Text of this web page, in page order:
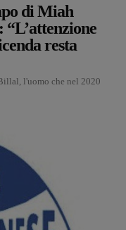
di Miah
resta
l'uomo che nel 2020